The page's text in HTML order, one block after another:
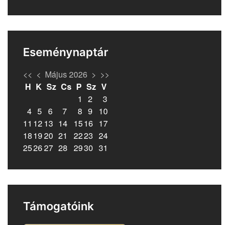
Eseménynaptár
<< < Május 2026 > >>
H K Sz Cs P Sz V
1
2
3
4 5 6 7 8 9
10
11 1213 14 1516 17
181920 21 2223 24
252627 28 2930 31
Támogatóink